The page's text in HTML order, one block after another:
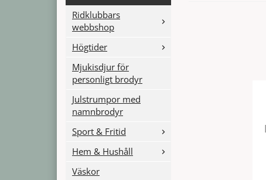
Ridklubbars
webbshop
Högtider
Mjukisdjur för
personligt brodyr
Julstrumpor med
namnbrodyr
Sport & Fritid
Hem & Hushåll
Väskor